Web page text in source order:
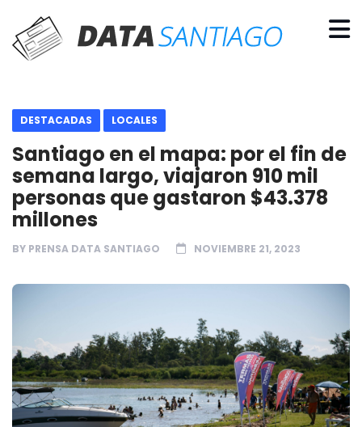
DESTACADAS LOCALES
Santiago en el mapa: por el fin de
semana largo, viajaron 910 mil
personas que gastaron $43.378
millones
BY PRENSA DATA SANTIAGO NOVIEMBRE 21, 2023